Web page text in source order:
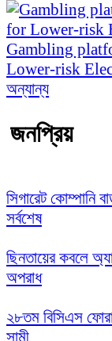
Gambling
Lower-risk
অন্যান্য
জনপ্রিয়
সিগারেট কোম্পানি
সর্বশেষ
ছিনতায়ের কবলে
অপরাধ
২৮তম বিসিএস
সামী